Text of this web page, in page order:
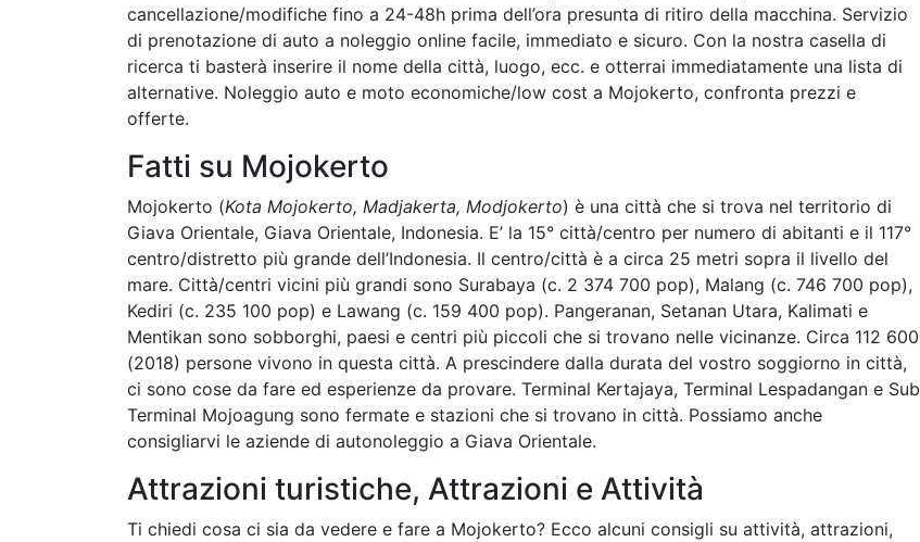
cancellazione/modifiche fino a 24-48h prima dell’ora presunta di ritiro della macchina. Servizio
di prenotazione di auto a noleggio online facile, immediato e sicuro. Con la nostra casella di
ricerca ti basterà inserire il nome della città, luogo, ecc. e otterrai immediatamente una lista di
alternative. Noleggio auto e moto economiche/low cost a Mojokerto, confronta prezzi e
offerte.
Fatti su Mojokerto
Mojokerto (Kota Mojokerto, Madjakerta, Modjokerto) è una città che si trova nel territorio di
Giava Orientale, Giava Orientale, Indonesia. E’ la 15° città/centro per numero di abitanti e il 117°
centro/distretto più grande dell’Indonesia. Il centro/città è a circa 25 metri sopra il livello del
mare. Città/centri vicini più grandi sono Surabaya (c. 2 374 700 pop), Malang (c. 746 700 pop),
Kediri (c. 235 100 pop) e Lawang (c. 159 400 pop). Pangeranan, Setanan Utara, Kalimati e
Mentikan sono sobborghi, paesi e centri più piccoli che si trovano nelle vicinanze. Circa 112 600
(2018) persone vivono in questa città. A prescindere dalla durata del vostro soggiorno in città,
ci sono cose da fare ed esperienze da provare. Terminal Kertajaya, Terminal Lespadangan e Sub
Terminal Mojoagung sono fermate e stazioni che si trovano in città. Possiamo anche
consigliarvi le aziende di autonoleggio a Giava Orientale.
Attrazioni turistiche, Attrazioni e Attività
Ti chiedi cosa ci sia da vedere e fare a Mojokerto? Ecco alcuni consigli su attività, attrazioni,